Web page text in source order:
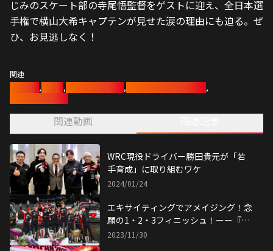
じみのスケート部の寺尾悟監督をゲストに迎え、全日本選
手権で横山大希キャプテンが見せた涙の理由にも迫る。ぜ
ひ、お見逃しなく！
関連
, , ,
,
関連動画
WRC現役ドライバー勝田貴元が「若
手育成」に取り組むワケ
2024/01/24
エキサイティングでアメイジング！念
願の1・2・3フィニッシュ！ーー『ラ
リージャパン2023』ハイライト【後
2023/11/30